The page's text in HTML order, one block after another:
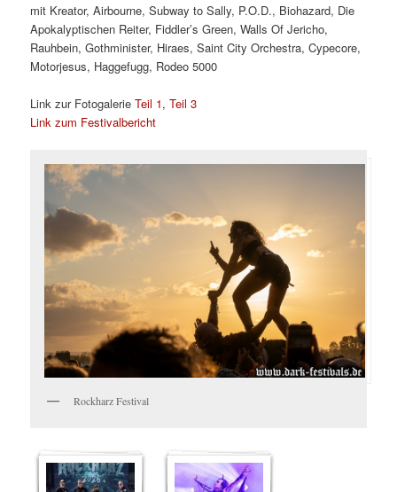
mit Kreator, Airbourne, Subway to Sally, P.O.D., Biohazard, Die
Apokalyptischen Reiter, Fiddler’s Green, Walls Of Jericho,
Rauhbein, Gothminister, Hiraes, Saint City Orchestra, Cypecore,
Motorjesus, Haggefugg, Rodeo 5000
Link zur FotogalerieTeil 1,Teil 3
Link zum Festivalbericht
Rockharz Festival